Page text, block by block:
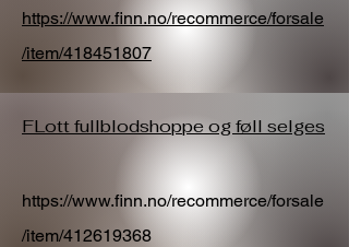
https://www.finn.no/recommerce/forsale
/item/418451807
FLott fullblodshoppe og føll selges
https://www.finn.no/recommerce/forsale
/item/412619368